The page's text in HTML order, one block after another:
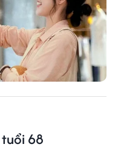
68